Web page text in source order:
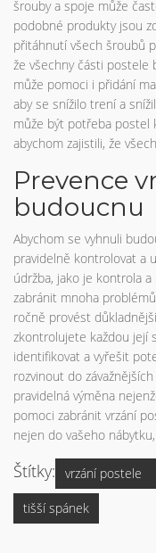
šrouby a spoje může
podobné produkty jsou
přitáhnutí všech šroubů
že všechny části postele
může pomoci i přidání
aby se snížilo trení a
může být potřeba postel
abychom zajistili, že
Prevence
budoucnu
Abychom se vyhnuli
pravidelně kontrolovat a
údržba, jako je kontrola
zabránit mnoha
ročně provést
zkontrolujete každou její
identifikovat a vyřešit
rozvinout do
pravidelná výměna
pomoci zabránit vrzání
nejen do vašeho
Štítky: vrzání postele
tišší spánek